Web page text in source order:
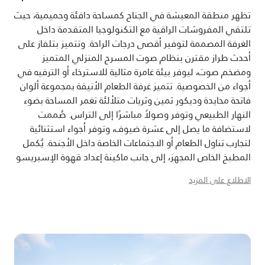
تظهر منطقة المعيشة في الجناح كمساحة دافئة وحميمية، حيث
تلتقي المفروشات الراقية مع التكنولوجيا المتقدمة داخل
الغرفة المصممة لتوفير أقصى درجات الراحة. وتتميز بتلفاز على
أحدث طراز مقترن بنظام صوت المسرح المنزلي المتميز
ومضخم صوت، ليوفر بيئة غامرة مثالية للاسترخاء أو الترفيه في
أجواء من الخصوصية. تتميز غرفة الطعام الأنيقة بمجموعة ألوان
فاتحة محايدة وديكور ثمين وثريات متلألئة تغمر المساحة بضوء
النهار الطبيعي وتوفر وصولاً مباشرًا إلى التراس. صُممت
لاستضافة ما يصل إلى عشرة ضيوف، وتوفر أجواء استثنائية
لتجارب تناول الطعام أو الاجتماعات الخاصة داخل الأجنحة. يُكمل
المطبخ الخاص المجهز، إلى جانب ماكينة إعداد قهوة الإسبريسو
السلسة وتجربة سكنية فاخرة للغاية.
الاطلاع على المزيد